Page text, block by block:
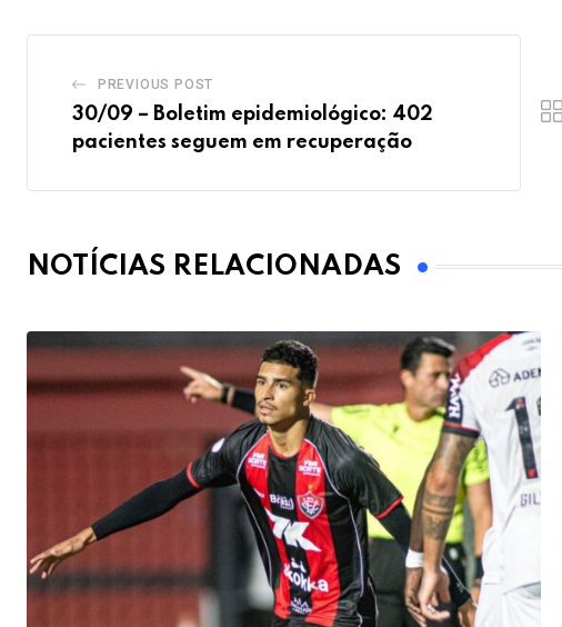
PREVIOUS POST
30/09 – Boletim epidemiológico: 402
pacientes seguem em recuperação
NOTÍCIAS RELACIONADAS